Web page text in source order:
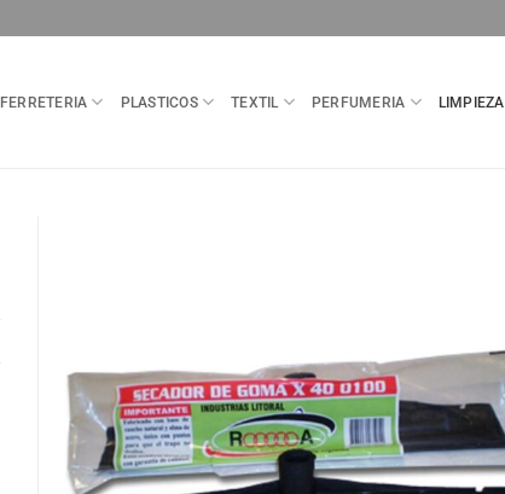
FERRETERIA PLASTICOS TEXTIL PERFUMERIA LIMPIEZA